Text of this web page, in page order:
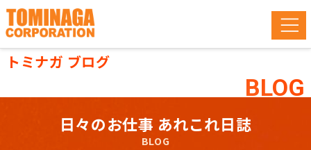
トミナガ ブログ
BLOG
日々のお仕事 あれこれ日誌
BLOG